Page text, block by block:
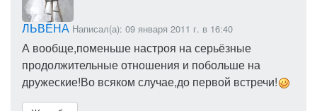
ЛЬВЁНА Написал(а): 09 января 2011 г. в 16:40
А вообще,поменьше настроя на серьёзные
продолжительные отношения и побольше на
дружеские!Во всяком случае,до первой встречи!